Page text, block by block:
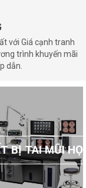
với Giá cạnh tranh
trình khuyến mãi
dẫn.
BỊ TAI MŨI